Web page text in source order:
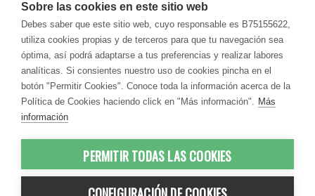
EMAIL
info@lindavita.com
HORARIO
Lun - Jue / 9:00 - 18:30
Vie / 9:00 - 17:30
© 2012-2026 LindaVita - Todos los
Sobre las cookies en este sitio web
Debes saber que este sitio web, cuyo responsable es B75155622,
utiliza cookies propias y de terceros para que tu navegación sea
óptima, así podrá adaptarse a tus preferencias y realizar labores
analíticas. Si consientes nuestro uso de cookies pincha en el
botón "Permitir Cookies". Conoce toda la información acerca de la
Política de Cookies haciendo click en "Más información". Más
información
PERMITIR TODAS LAS COOKIES